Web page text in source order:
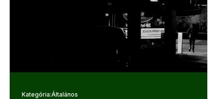
Kategória:Általános